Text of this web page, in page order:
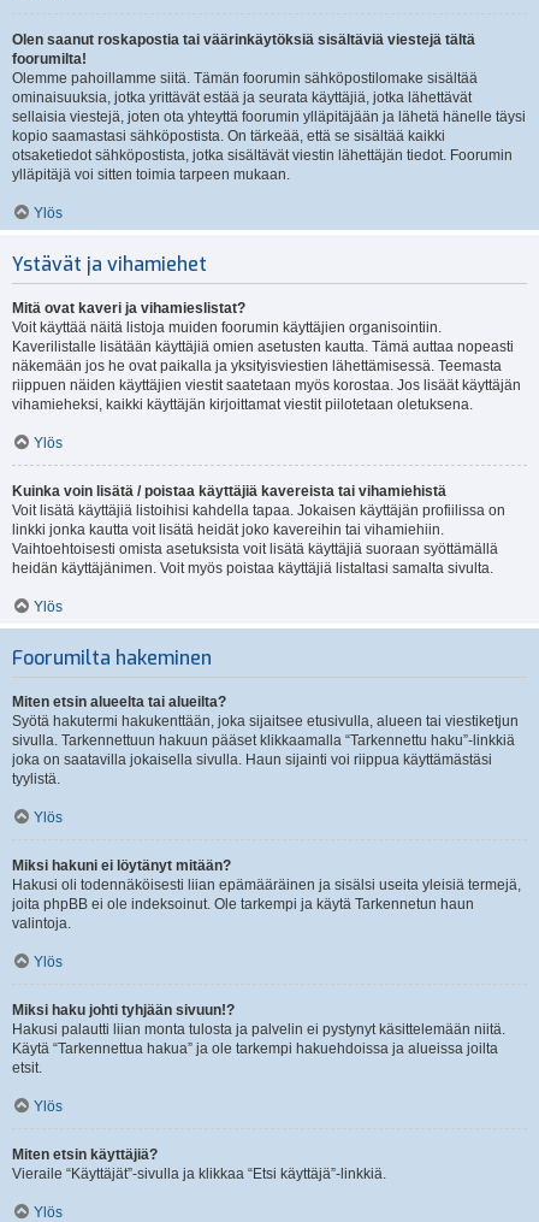
Olen saanut roskapostia tai väärinkäytöksiä sisältäviä viestejä tältä
foorumilta!
Olemme pahoillamme siitä. Tämän foorumin sähköpostilomake sisältää
ominaisuuksia, jotka yrittävät estää ja seurata käyttäjiä, jotka lähettävät
sellaisia viestejä, joten ota yhteyttä foorumin ylläpitäjään ja lähetä hänelle täysi
kopio saamastasi sähköpostista. On tärkeää, että se sisältää kaikki
otsaketiedot sähköpostista, jotka sisältävät viestin lähettäjän tiedot. Foorumin
ylläpitäjä voi sitten toimia tarpeen mukaan.
Ylös
Ystävät ja vihamiehet
Mitä ovat kaveri ja vihamieslistat?
Voit käyttää näitä listoja muiden foorumin käyttäjien organisointiin.
Kaverilistalle lisätään käyttäjiä omien asetusten kautta. Tämä auttaa nopeasti
näkemään jos he ovat paikalla ja yksityisviestien lähettämisessä. Teemasta
riippuen näiden käyttäjien viestit saatetaan myös korostaa. Jos lisäät käyttäjän
vihamieheksi, kaikki käyttäjän kirjoittamat viestit piilotetaan oletuksena.
Ylös
Kuinka voin lisätä / poistaa käyttäjiä kavereista tai vihamiehistä
Voit lisätä käyttäjiä listoihisi kahdella tapaa. Jokaisen käyttäjän profiilissa on
linkki jonka kautta voit lisätä heidät joko kavereihin tai vihamiehiin.
Vaihtoehtoisesti omista asetuksista voit lisätä käyttäjiä suoraan syöttämällä
heidän käyttäjänimen. Voit myös poistaa käyttäjiä listaltasi samalta sivulta.
Ylös
Foorumilta hakeminen
Miten etsin alueelta tai alueilta?
Syötä hakutermi hakukenttään, joka sijaitsee etusivulla, alueen tai viestiketjun
sivulla. Tarkennettuun hakuun pääset klikkaamalla “Tarkennettu haku”-linkkiä
joka on saatavilla jokaisella sivulla. Haun sijainti voi riippua käyttämästäsi
tyylistä.
Ylös
Miksi hakuni ei löytänyt mitään?
Hakusi oli todennäköisesti liian epämääräinen ja sisälsi useita yleisiä termejä,
joita phpBB ei ole indeksoinut. Ole tarkempi ja käytä Tarkennetun haun
valintoja.
Ylös
Miksi haku johti tyhjään sivuun!?
Hakusi palautti liian monta tulosta ja palvelin ei pystynyt käsittelemään niitä.
Käytä “Tarkennettua hakua” ja ole tarkempi hakuehdoissa ja alueissa joilta
etsit.
Ylös
Miten etsin käyttäjiä?
Vieraile “Käyttäjät”-sivulla ja klikkaa “Etsi käyttäjä”-linkkiä.
Ylös